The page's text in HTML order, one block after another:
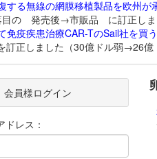
する無線の網膜移植製品を欧州が
目の 発売後→市販品 に訂正しま
免疫疾患治療CAR-TのSail社を買
訂正しました（30億ドル弱→26億
会員様ログイン
ドレス：